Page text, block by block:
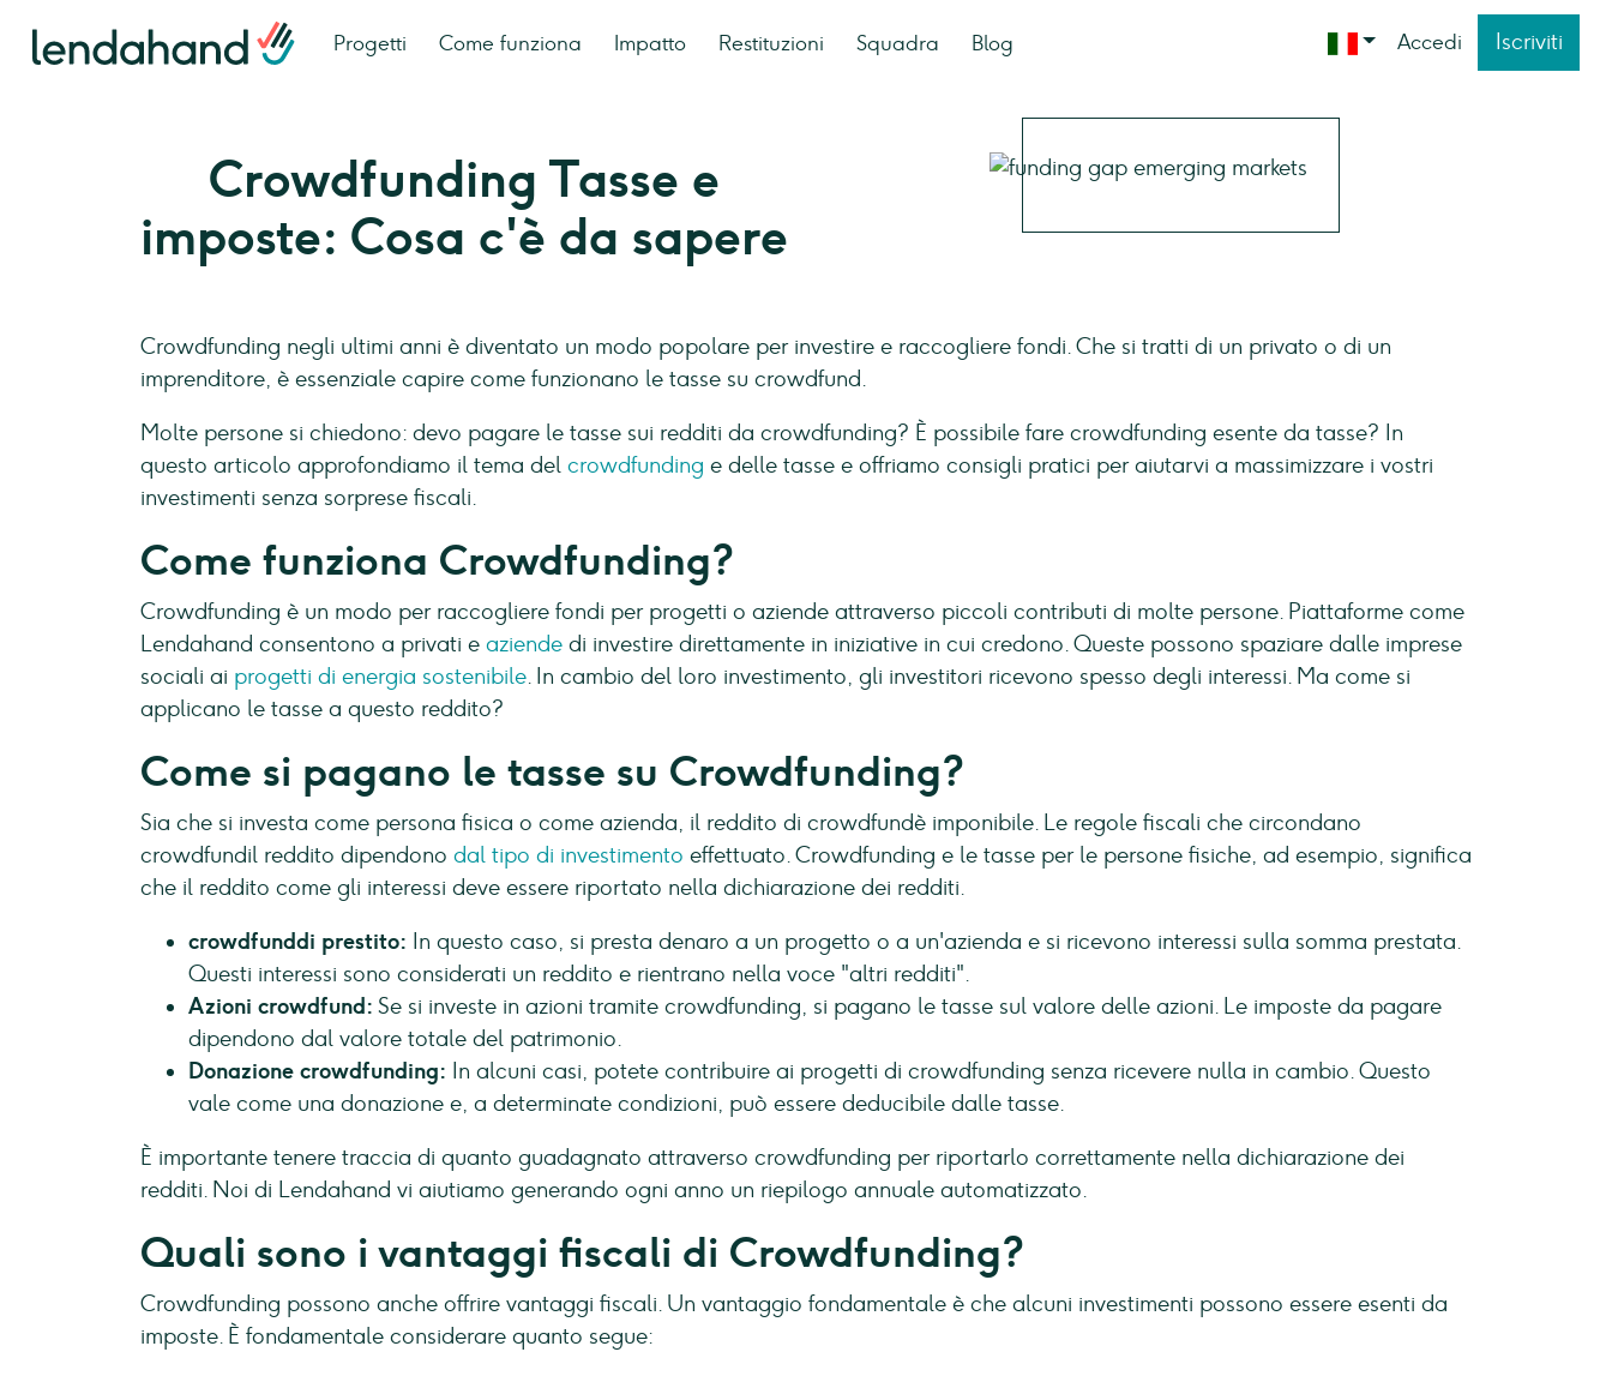
Progetti Come funziona Impatto Restituzioni Squadra Blog Accedi Iscriviti
Crowdfunding Tasse e
imposte: Cosa c'è da sapere
Crowdfunding negli ultimi anni è diventato un modo popolare per investire e raccogliere fondi. Che si tratti di un privato o di un
imprenditore, è essenziale capire come funzionano le tasse su crowdfund.
Molte persone si chiedono: devo pagare le tasse sui redditi da crowdfunding? È possibile fare crowdfunding esente da tasse? In
questo articolo approfondiamo il tema del crowdfunding e delle tasse e offriamo consigli pratici per aiutarvi a massimizzare i vostri
investimenti senza sorprese fiscali.
Come funziona Crowdfunding?
Crowdfunding è un modo per raccogliere fondi per progetti o aziende attraverso piccoli contributi di molte persone. Piattaforme come
Lendahand consentono a privati e aziende di investire direttamente in iniziative in cui credono. Queste possono spaziare dalle imprese
sociali ai progetti di energia sostenibile. In cambio del loro investimento, gli investitori ricevono spesso degli interessi. Ma come si
applicano le tasse a questo reddito?
Come si pagano le tasse su Crowdfunding?
Sia che si investa come persona fisica o come azienda, il reddito di crowdfundè imponibile. Le regole fiscali che circondano
crowdfundil reddito dipendono dal tipo di investimento effettuato. Crowdfunding e le tasse per le persone fisiche, ad esempio, significa
che il reddito come gli interessi deve essere riportato nella dichiarazione dei redditi.
crowdfunddi prestito: In questo caso, si presta denaro a un progetto o a un'azienda e si ricevono interessi sulla somma prestata.
Questi interessi sono considerati un reddito e rientrano nella voce "altri redditi".
Azioni crowdfund: Se si investe in azioni tramite crowdfunding, si pagano le tasse sul valore delle azioni. Le imposte da pagare
dipendono dal valore totale del patrimonio.
Donazione crowdfunding: In alcuni casi, potete contribuire ai progetti di crowdfunding senza ricevere nulla in cambio. Questo
vale come una donazione e, a determinate condizioni, può essere deducibile dalle tasse.
È importante tenere traccia di quanto guadagnato attraverso crowdfunding per riportarlo correttamente nella dichiarazione dei
redditi. Noi di Lendahand vi aiutiamo generando ogni anno un riepilogo annuale automatizzato.
Quali sono i vantaggi fiscali di Crowdfunding?
Crowdfunding possono anche offrire vantaggi fiscali. Un vantaggio fondamentale è che alcuni investimenti possono essere esenti da
imposte. È fondamentale considerare quanto segue: